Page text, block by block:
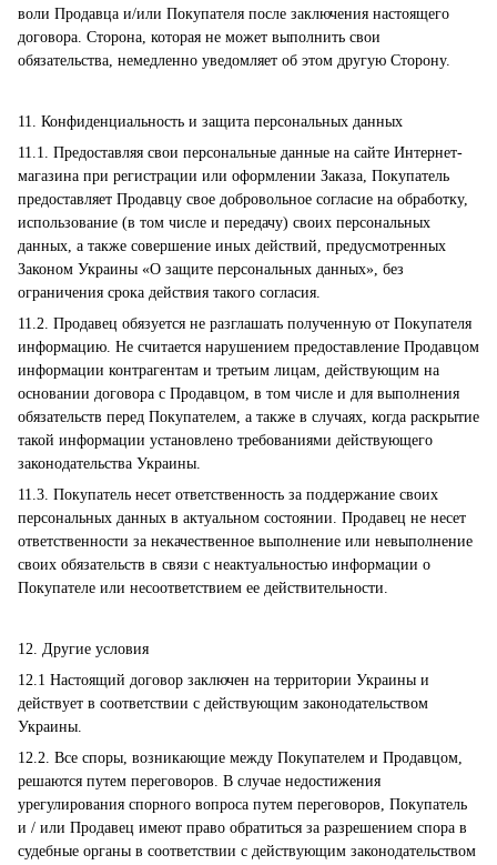
воли Продавца и/или Покупателя после заключения настоящего
договора. Сторона, которая не может выполнить свои
обязательства, немедленно уведомляет об этом другую Сторону.
11. Конфиденциальность и защита персональных данных
11.1. Предоставляя свои персональные данные на сайте Интернет-
магазина при регистрации или оформлении Заказа, Покупатель
предоставляет Продавцу свое добровольное согласие на обработку,
использование (в том числе и передачу) своих персональных
данных, а также совершение иных действий, предусмотренных
Законом Украины «О защите персональных данных», без
ограничения срока действия такого согласия.
11.2. Продавец обязуется не разглашать полученную от Покупателя
информацию. Не считается нарушением предоставление Продавцом
информации контрагентам и третьим лицам, действующим на
основании договора с Продавцом, в том числе и для выполнения
обязательств перед Покупателем, а также в случаях, когда раскрытие
такой информации установлено требованиями действующего
законодательства Украины.
11.3. Покупатель несет ответственность за поддержание своих
персональных данных в актуальном состоянии. Продавец не несет
ответственности за некачественное выполнение или невыполнение
своих обязательств в связи с неактуальностью информации о
Покупателе или несоответствием ее действительности.
12. Другие условия
12.1 Настоящий договор заключен на территории Украины и
действует в соответствии с действующим законодательством
Украины.
12.2. Все споры, возникающие между Покупателем и Продавцом,
решаются путем переговоров. В случае недостижения
урегулирования спорного вопроса путем переговоров, Покупатель
и / или Продавец имеют право обратиться за разрешением спора в
судебные органы в соответствии с действующим законодательством